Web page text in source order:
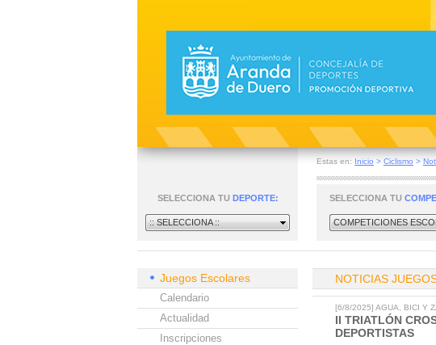
Estas en: Inicio > Ciclismo >
SELECCIONA TU DEPORTE:
:: SELECCIONA ::
SELECCIONA TU
COMPETICIONES
Juegos Escolares
Calendario
Actualidad
Inscripciones
NOTICIAS
[6/8/2025] AGUA, BICI Y
II TRIATLÓN
DEPORTISTAS